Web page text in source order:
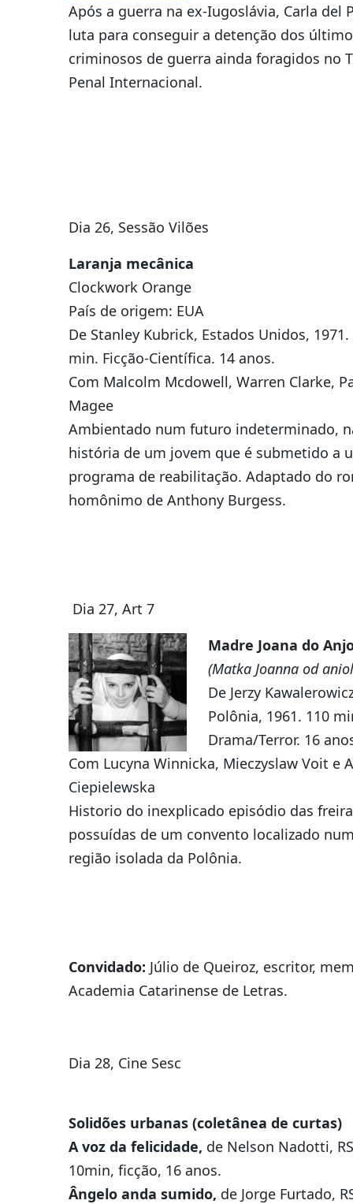
Após a guerra na ex-Iugoslávia, Carla del
luta para conseguir a detenção dos
criminosos de guerra ainda foragidos no
Penal Internacional.
Dia 26, Sessão Vilões
Laranja mecânica
Clockwork Orange
País de origem: EUA
De Stanley Kubrick, Estados Unidos, 1971.
min. Ficção-Científica. 14 anos.
Com Malcolm Mcdowell, Warren Clarke,
Magee
Ambientado num futuro indeterminado,
história de um jovem que é submetido a
programa de reabilitação. Adaptado do
homônimo de Anthony Burgess.
Dia 27, Art 7
Madre Joana do
(Matka Joanna od
De Jerzy
Polônia, 1961. 110
Drama/Terror. 16
Com Lucyna Winnicka, Mieczyslaw Voit e
Ciepielewska
Historio do inexplicado episódio das
possuídas de um convento localizado
região isolada da Polônia.
Convidado: Júlio de Queiroz, escritor,
Academia Catarinense de Letras.
Dia 28, Cine Sesc
Solidões urbanas (coletânea de curtas)
A voz da felicidade, de Nelson Nadotti,
10min, ficção, 16 anos.
Ângelo anda sumido, de Jorge Furtado,